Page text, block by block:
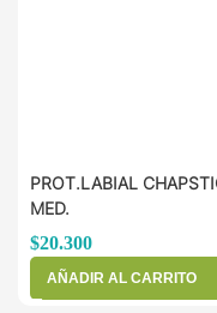
PROT.LABIAL
MED.
$20.300
AÑADIR AL CARRITO